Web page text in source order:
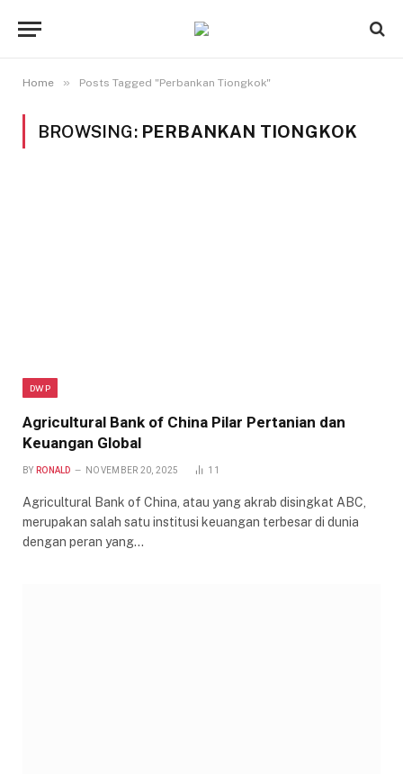
Home » Posts Tagged "Perbankan Tiongkok"
BROWSING: PERBANKAN TIONGKOK
DWP
Agricultural Bank of China Pilar Pertanian dan
Keuangan Global
BY RONALD NOVEMBER 20, 2025 11
Agricultural Bank of China, atau yang akrab disingkat ABC,
merupakan salah satu institusi keuangan terbesar di dunia
dengan peran yang…